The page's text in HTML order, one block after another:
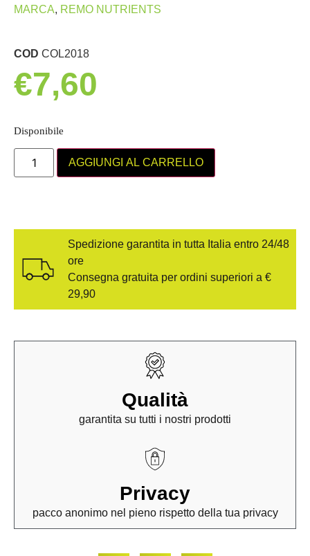
MARCA, REMO NUTRIENTS
COD COL2018
€7,60
Disponibile
AGGIUNGI AL CARRELLO
Spedizione garantita in tutta Italia entro 24/48
ore
Consegna gratuita per ordini superiori a €
29,90
Qualità
garantita su tutti i nostri prodotti
Privacy
pacco anonimo nel pieno rispetto della tua privacy